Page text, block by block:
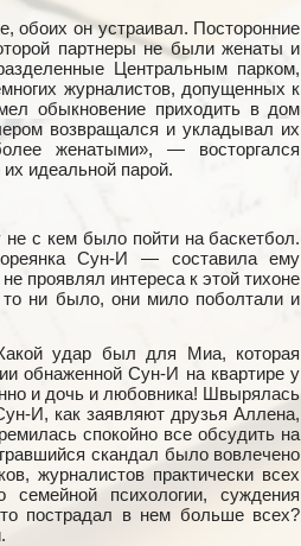
обоих он устраивал. Посторонние
партнеры не были женаты и
Центральным парком,
журналистов, допущенных к
обыкновение приходить в дом
возвращался и укладывал их
женатыми», — восторгался
идеальной парой.
с кем было пойти на баскетбол.
Сун-И — составила ему
проявлял интереса к этой тихоне
ни было, они мило поболтали и
удар был для Миа, которая
обнаженной Сун-И на квартире у
и дочь и любовника! Швырялась
И, как заявляют друзья Аллена,
спокойно все обсудить на
скандал было вовлечено
журналистов практически всех
семейной психологии, суждения
пострадал в нем больше всех?